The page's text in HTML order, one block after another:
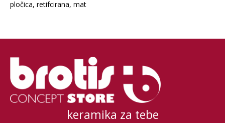
Namjena pločice
Vrsta asortimana
Vrsta obrade pločice
pločica, retifcirana, mat
keramika za tebe